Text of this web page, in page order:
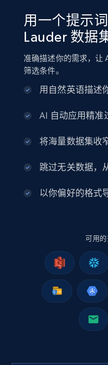
2.8K+ 388+
Amazon sellers info
Seller id, URL, Seller
info, Stars, Feedbacks,
eCommerce
eCommerce
2.5K+ 359+
用一个提示
Lauder 数据
准确描述你的需求，让
筛选条件。
用自然英语描述
AI 自动应用精准
将海量数据集收
跳过无关数据，
以你偏好的格式
可用